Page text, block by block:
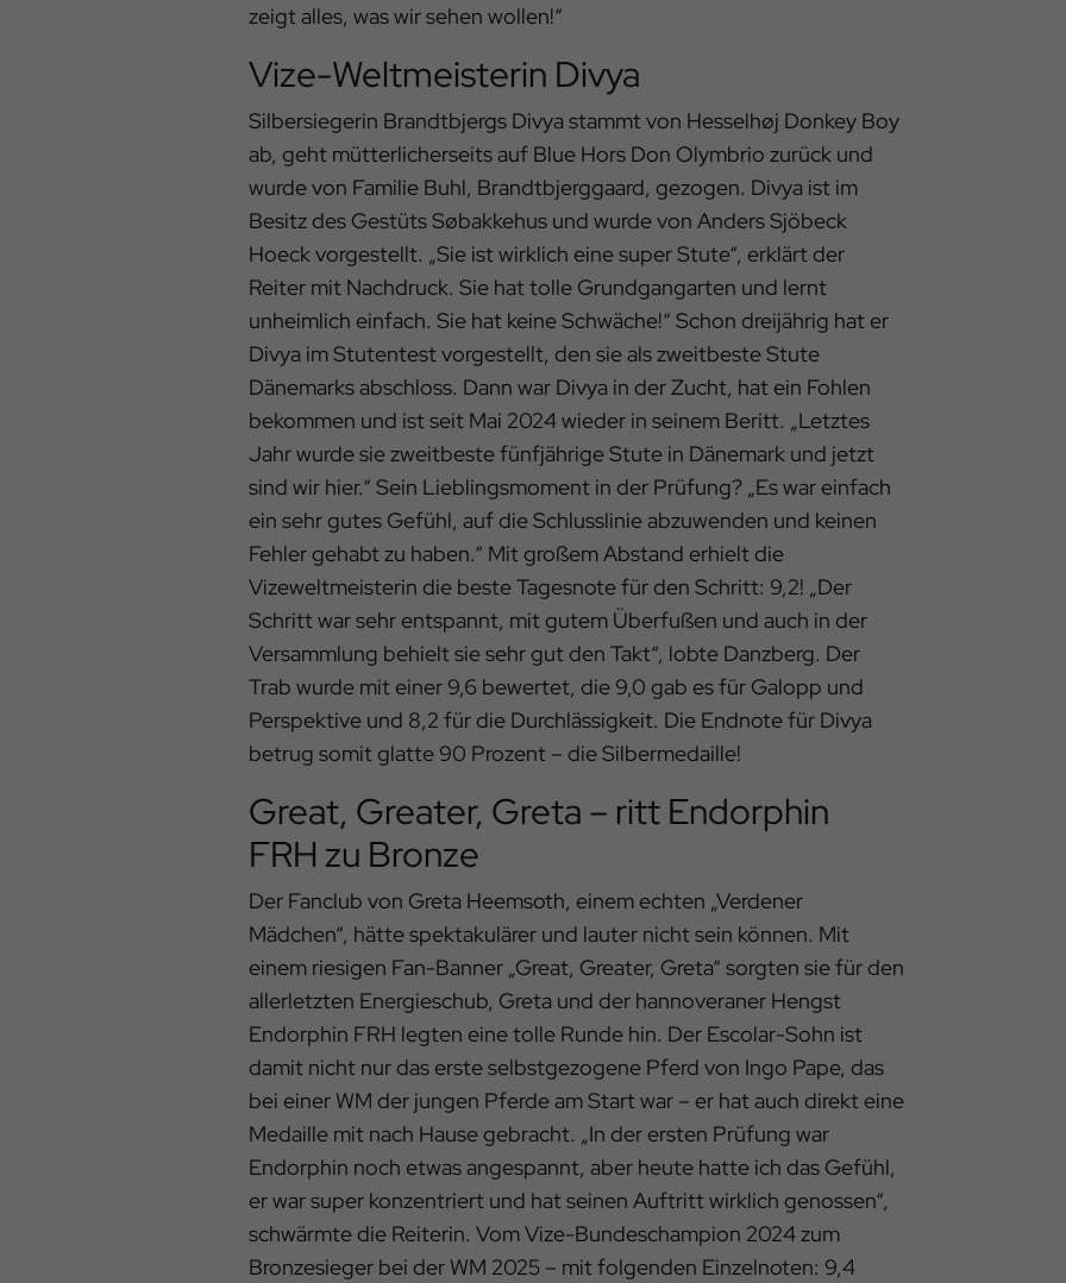
zeigt alles, was wir sehen wollen!“
Vize-Weltmeisterin Divya
Silbersiegerin Brandtbjergs Divya stammt von Hesselhøj Donkey Boy
ab, geht mütterlicherseits auf Blue Hors Don Olymbrio zurück und
wurde von Familie Buhl, Brandtbjerggaard, gezogen. Divya ist im
Besitz des Gestüts Søbakkehus und wurde von Anders Sjöbeck
Hoeck vorgestellt. „Sie ist wirklich eine super Stute“, erklärt der
Reiter mit Nachdruck. Sie hat tolle Grundgangarten und lernt
unheimlich einfach. Sie hat keine Schwäche!“ Schon dreijährig hat er
Divya im Stutentest vorgestellt, den sie als zweitbeste Stute
Dänemarks abschloss. Dann war Divya in der Zucht, hat ein Fohlen
bekommen und ist seit Mai 2024 wieder in seinem Beritt. „Letztes
Jahr wurde sie zweitbeste fünfjährige Stute in Dänemark und jetzt
sind wir hier.“ Sein Lieblingsmoment in der Prüfung? „Es war einfach
ein sehr gutes Gefühl, auf die Schlusslinie abzuwenden und keinen
Fehler gehabt zu haben.“ Mit großem Abstand erhielt die
Vizeweltmeisterin die beste Tagesnote für den Schritt: 9,2! „Der
Schritt war sehr entspannt, mit gutem Überfußen und auch in der
Versammlung behielt sie sehr gut den Takt“, lobte Danzberg. Der
Trab wurde mit einer 9,6 bewertet, die 9,0 gab es für Galopp und
Perspektive und 8,2 für die Durchlässigkeit. Die Endnote für Divya
betrug somit glatte 90 Prozent – die Silbermedaille!
Great, Greater, Greta – ritt Endorphin
FRH zu Bronze
Der Fanclub von Greta Heemsoth, einem echten „Verdener
Mädchen“, hätte spektakulärer und lauter nicht sein können. Mit
einem riesigen Fan-Banner „Great, Greater, Greta“ sorgten sie für den
allerletzten Energieschub, Greta und der hannoveraner Hengst
Endorphin FRH legten eine tolle Runde hin. Der Escolar-Sohn ist
damit nicht nur das erste selbstgezogene Pferd von Ingo Pape, das
bei einer WM der jungen Pferde am Start war – er hat auch direkt eine
Medaille mit nach Hause gebracht. „In der ersten Prüfung war
Endorphin noch etwas angespannt, aber heute hatte ich das Gefühl,
er war super konzentriert und hat seinen Auftritt wirklich genossen“,
schwärmte die Reiterin. Vom Vize-Bundeschampion 2024 zum
Bronzesieger bei der WM 2025 – mit folgenden Einzelnoten: 9,4